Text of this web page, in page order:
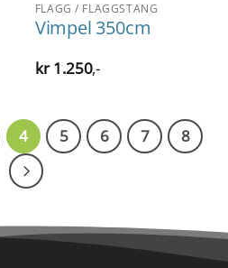
FLAGG / FLAGGSTANG
Vimpel 350cm
kr1.250,-
4 5 6 7 8